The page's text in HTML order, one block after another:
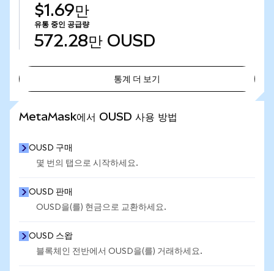
$1.69만
유통 중인 공급량
572.28만 OUSD
통계 더 보기
MetaMask에서 OUSD 사용 방법
OUSD 구매
몇 번의 탭으로 시작하세요.
OUSD 판매
OUSD을(를) 현금으로 교환하세요.
OUSD 스왑
블록체인 전반에서 OUSD을(를) 거래하세요.